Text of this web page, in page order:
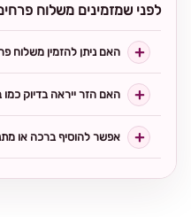
לפני שמזמינים משלוח
האם ניתן להזמין משלוח
האם הזר ייראה בדיוק כמו
אפשר להוסיף ברכה או